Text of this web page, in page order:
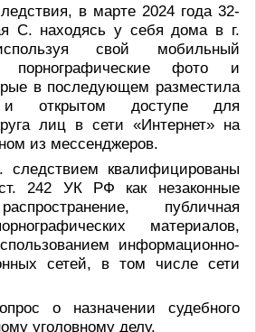
в марте 2024 года 32-
С. находясь у себя дома в г.
свой мобильный
порнографические фото и
в последующем разместила
открытом доступе для
лиц в сети «Интернет» на
из мессенджеров.
следствием квалифицированы
242 УК РФ как незаконные
публичная
материалов,
информационно-
сетей, в том числе сети
о назначении судебного
уголовному делу.